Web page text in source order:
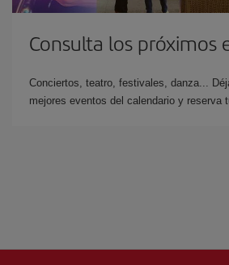
Consulta los próximos
Conciertos, teatro, festivales, danza...
mejores eventos del calendario y reserva